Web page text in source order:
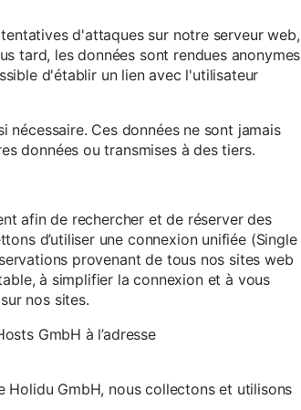
d'attaques sur notre serveur web,
tard, les données sont rendues anonymes
d'établir un lien avec l'utilisateur
Ces données ne sont jamais
données ou transmises à des tiers.
afin de rechercher et de réserver des
d’utiliser une connexion unifiée (Single
provenant de tous nos sites web
à simplifier la connexion et à vous
nos sites.
GmbH à l’adresse
Holidu GmbH, nous collectons et utilisons